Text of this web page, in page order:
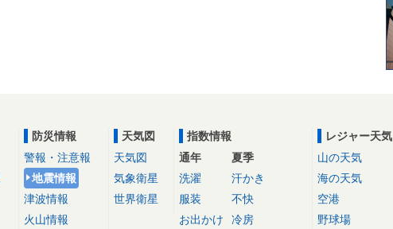
防災情報
警報・注意報
地震情報
津波情報
火山情報
天気図
天気図
気象衛星
世界衛星
指数情報
通年
洗濯
服装
お出かけ
夏季
汗かき
不快
冷房
レジャー天気
山の天気
海の天気
空港
野球場